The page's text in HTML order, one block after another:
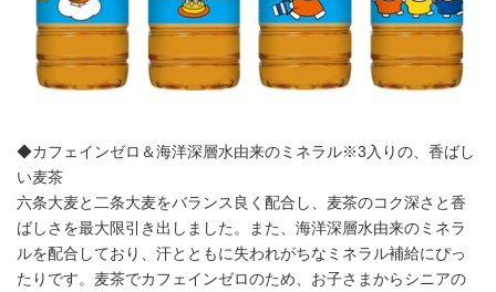
◆カフェインゼロ＆海洋深層水由来のミネラル※3入りの、香ばし
い麦茶
六条大麦と二条大麦をバランス良く配合し、麦茶のコク深さと香
ばしさを最大限引き出しました。また、海洋深層水由来のミネラ
ルを配合しており、汗とともに失われがちなミネラル補給にぴっ
たりです。麦茶でカフェインゼロのため、お子さまからシニアの